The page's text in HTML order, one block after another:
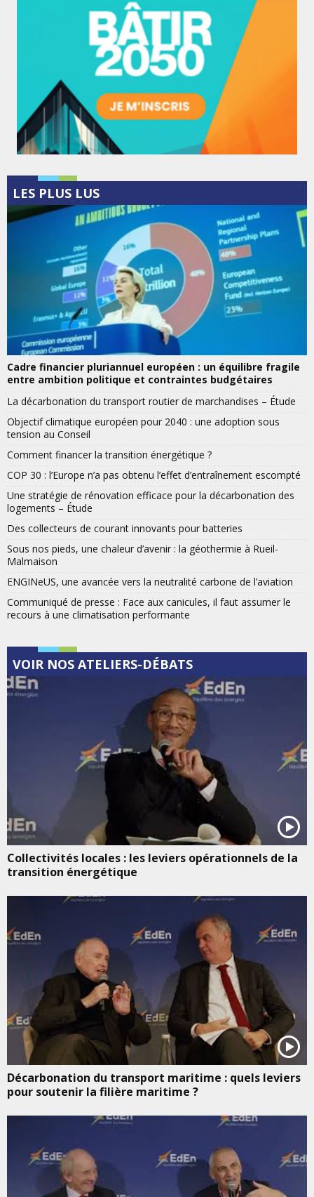
LES PLUS LUS
Cadre financier pluriannuel européen : un équilibre fragile
entre ambition politique et contraintes budgétaires
La décarbonation du transport routier de marchandises – Étude
Objectif climatique européen pour 2040 : une adoption sous
tension au Conseil
Comment financer la transition énergétique ?
COP 30 : l’Europe n’a pas obtenu l’effet d’entraînement escompté
Une stratégie de rénovation efficace pour la décarbonation des
logements – Étude
Des collecteurs de courant innovants pour batteries
Sous nos pieds, une chaleur d’avenir : la géothermie à Rueil-
Malmaison
ENGINeUS, une avancée vers la neutralité carbone de l’aviation
Communiqué de presse : Face aux canicules, il faut assumer le
recours à une climatisation performante
VOIR NOS ATELIERS-DÉBATS
Collectivités locales : les leviers opérationnels de la
transition énergétique
Décarbonation du transport maritime : quels leviers
pour soutenir la filière maritime ?